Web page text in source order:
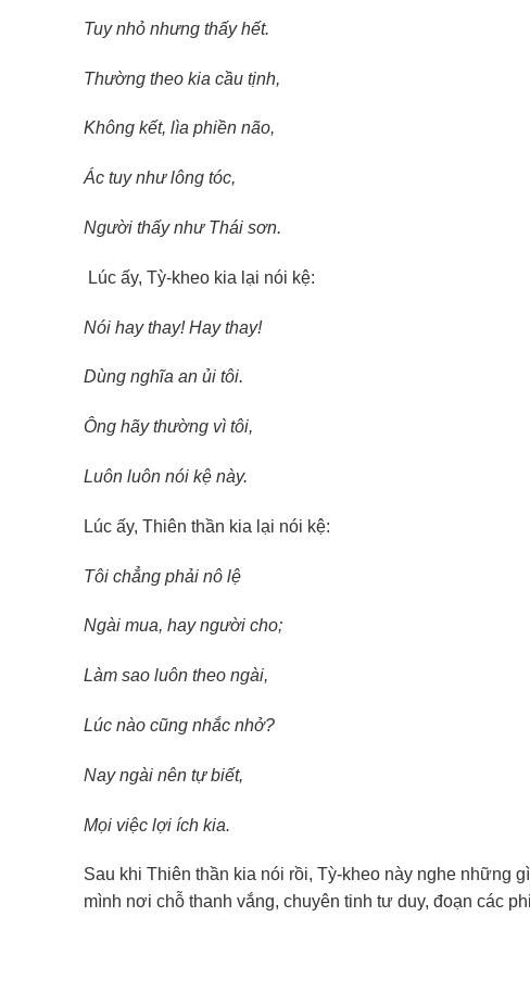
Tuy nhỏ nhưng thấy hết.
Thường theo kia cầu tịnh,
Không kết, lìa phiền não,
Ác tuy như lông tóc,
Người thấy như Thái sơn.
Lúc ấy, Tỳ-kheo kia lại nói kệ:
Nói hay thay! Hay thay!
Dùng nghĩa an ủi tôi.
Ông hãy thường vì tôi,
Luôn luôn nói kệ này.
Lúc ấy, Thiên thần kia lại nói kệ:
Tôi chẳng phải nô lệ
Ngài mua, hay người cho;
Làm sao luôn theo ngài,
Lúc nào cũng nhắc nhở?
Nay ngài nên tự biết,
Mọi việc lợi ích kia.
Sau khi Thiên thần kia nói rồi, Tỳ-kheo này nghe những
mình nơi chỗ thanh vắng, chuyên tinh tư duy, đoạn các